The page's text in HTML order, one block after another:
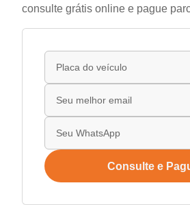
consulte grátis online e pague
Consulte e